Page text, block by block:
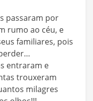
passaram por
rumo ao céu, e
familiares, pois
entraram e
trouxeram
milagres